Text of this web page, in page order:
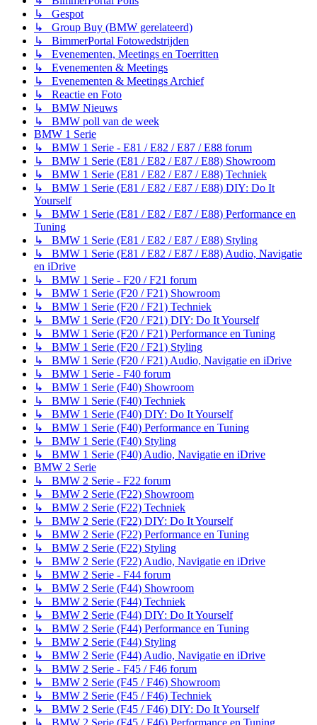
↳ Gespot
↳ Group Buy (BMW gerelateerd)
↳ BimmerPortal Fotowedstrijden
↳ Evenementen, Meetings en Toerritten
↳ Evenementen & Meetings
↳ Evenementen & Meetings Archief
↳ Reactie en Foto
↳ BMW Nieuws
↳ BMW poll van de week
BMW 1 Serie
↳ BMW 1 Serie - E81 / E82 / E87 / E88 forum
↳ BMW 1 Serie (E81 / E82 / E87 / E88) Showroom
↳ BMW 1 Serie (E81 / E82 / E87 / E88) Techniek
↳ BMW 1 Serie (E81 / E82 / E87 / E88) DIY: Do It
Yourself
↳ BMW 1 Serie (E81 / E82 / E87 / E88) Performance en
Tuning
↳ BMW 1 Serie (E81 / E82 / E87 / E88) Styling
↳ BMW 1 Serie (E81 / E82 / E87 / E88) Audio, Navigatie
en iDrive
↳ BMW 1 Serie - F20 / F21 forum
↳ BMW 1 Serie (F20 / F21) Showroom
↳ BMW 1 Serie (F20 / F21) Techniek
↳ BMW 1 Serie (F20 / F21) DIY: Do It Yourself
↳ BMW 1 Serie (F20 / F21) Performance en Tuning
↳ BMW 1 Serie (F20 / F21) Styling
↳ BMW 1 Serie (F20 / F21) Audio, Navigatie en iDrive
↳ BMW 1 Serie - F40 forum
↳ BMW 1 Serie (F40) Showroom
↳ BMW 1 Serie (F40) Techniek
↳ BMW 1 Serie (F40) DIY: Do It Yourself
↳ BMW 1 Serie (F40) Performance en Tuning
↳ BMW 1 Serie (F40) Styling
↳ BMW 1 Serie (F40) Audio, Navigatie en iDrive
BMW 2 Serie
↳ BMW 2 Serie - F22 forum
↳ BMW 2 Serie (F22) Showroom
↳ BMW 2 Serie (F22) Techniek
↳ BMW 2 Serie (F22) DIY: Do It Yourself
↳ BMW 2 Serie (F22) Performance en Tuning
↳ BMW 2 Serie (F22) Styling
↳ BMW 2 Serie (F22) Audio, Navigatie en iDrive
↳ BMW 2 Serie - F44 forum
↳ BMW 2 Serie (F44) Showroom
↳ BMW 2 Serie (F44) Techniek
↳ BMW 2 Serie (F44) DIY: Do It Yourself
↳ BMW 2 Serie (F44) Performance en Tuning
↳ BMW 2 Serie (F44) Styling
↳ BMW 2 Serie (F44) Audio, Navigatie en iDrive
↳ BMW 2 Serie - F45 / F46 forum
↳ BMW 2 Serie (F45 / F46) Showroom
↳ BMW 2 Serie (F45 / F46) Techniek
↳ BMW 2 Serie (F45 / F46) DIY: Do It Yourself